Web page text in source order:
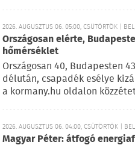
2026. AUGUSZTUS 06. 05:00, CSÜTÖRTÖK |
Országosan elérte,
hőmérséklet
Országosan 40, Budapesten
délután, csapadék esélye
a kormany.hu oldalon
2026. AUGUSZTUS 06. 04:00, CSÜTÖRTÖK |
Magyar Péter: átfogó